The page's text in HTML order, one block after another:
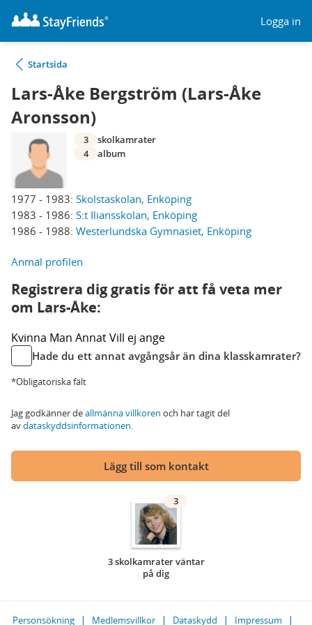
Logga in
Startsida
Lars-Åke Bergström (Lars-Åke
Aronsson)
1977 - 1983: Skolstaskolan, Enköping
1983 - 1986: S:t Iliansskolan, Enköping
1986 - 1988: Westerlundska Gymnasiet, Enköping
3
skolkamrater
4
album
Anmäl profilen
Registrera dig gratis för att få veta mer
om Lars-Åke:
Kvinna Man AnnatVill ej ange
Hade du ett annat avgångsår än dina klasskamrater?
*Obligatoriska fält
Jag godkänner deallmänna villkoren och har tagit del
avdataskyddsinformationen.
Lägg till som kontakt
3
3 skolkamrater väntar
på dig
Personsökning Medlemsvillkor Dataskydd Impressum